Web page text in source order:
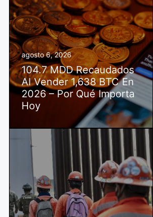
agosto 6, 2026
104.7 MDD Recaudados
Al Vender 1,638 BTC En
2026 – Por Qué Importa
Hoy